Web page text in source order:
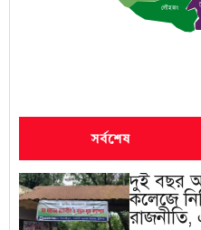
লৌহজং
সর্বশেষ
দুই বছর
কলেজে
রাজনীতি,